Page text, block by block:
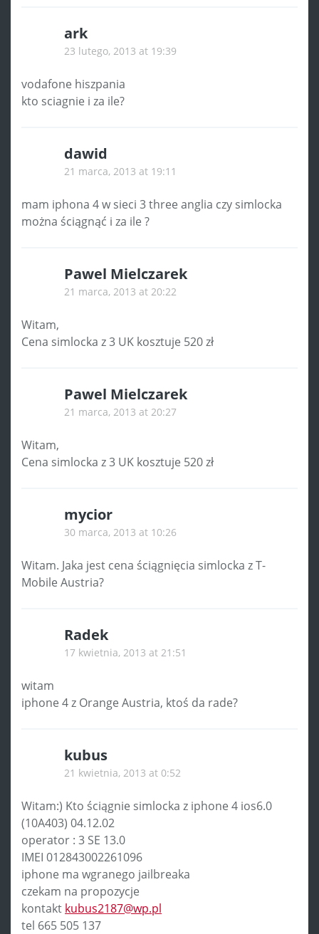
ark
23 lutego, 2013 at 19:39
vodafone hiszpania
kto sciagnie i za ile?
dawid
21 marca, 2013 at 19:11
mam iphona 4 w sieci 3 three anglia czy simlocka
można ściągnąć i za ile ?
Pawel Mielczarek
21 marca, 2013 at 20:22
Witam,
Cena simlocka z 3 UK kosztuje 520 zł
Pawel Mielczarek
21 marca, 2013 at 20:27
Witam,
Cena simlocka z 3 UK kosztuje 520 zł
mycior
30 marca, 2013 at 10:26
Witam. Jaka jest cena ściągnięcia simlocka z T-
Mobile Austria?
Radek
17 kwietnia, 2013 at 21:51
witam
iphone 4 z Orange Austria, ktoś da rade?
kubus
21 kwietnia, 2013 at 0:52
Witam:) Kto ściągnie simlocka z iphone 4 ios6.0
(10A403) 04.12.02
operator : 3 SE 13.0
IMEI 012843002261096
iphone ma wgranego jailbreaka
czekam na propozycje
kontakt kubus2187@wp.pl
tel 665 505 137